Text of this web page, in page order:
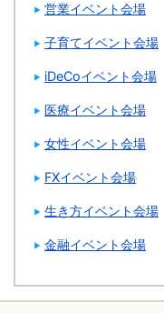
営業イベント会場
子育てイベント会場
iDeCoイベント会場
医療イベント会場
女性イベント会場
FXイベント会場
生き方イベント会場
金融イベント会場